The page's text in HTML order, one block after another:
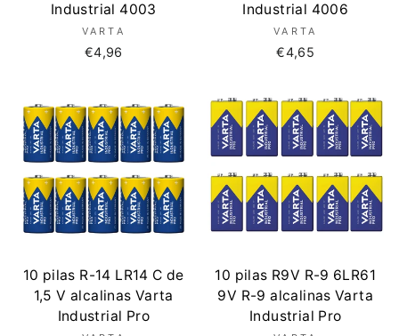
Industrial 4003
VARTA
€4,96
Industrial 4006
VARTA
€4,65
10 pilas R-14 LR14 C de
1,5 V alcalinas Varta
Industrial Pro
10 pilas R9V R-9 6LR61
9V R-9 alcalinas Varta
Industrial Pro